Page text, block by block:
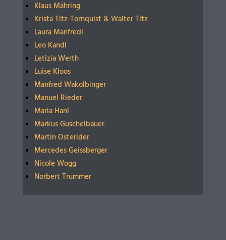
Klaus Mähring
Krista Titz-Tornquist & Walter Titz
Laura Manfredi
Leo Kandl
Letizia Werth
Luise Kloos
Manfred Wakolbinger
Manuel Rieder
Maria Hanl
Markus Guschelbauer
Martin Osterider
Mercedes Geissberger
Nicole Wogg
Norbert Trummer